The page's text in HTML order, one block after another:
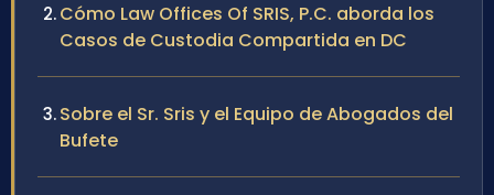
Cómo Law Offices Of SRIS, P.C. aborda los
Casos de Custodia Compartida en DC
Sobre el Sr. Sris y el Equipo de Abogados del
Bufete